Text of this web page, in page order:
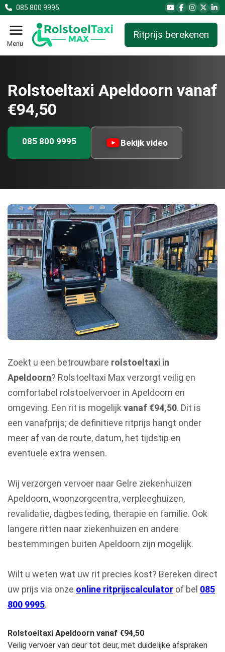
085 800 9995
Menu
Ritprijs berekenen
Rolstoeltaxi Apeldoorn vanaf
€94,50
085 800 9995 Bekijk video
Zoekt u een betrouwbare rolstoeltaxi in
Apeldoorn? Rolstoeltaxi Max verzorgt veilig en
comfortabel rolstoelvervoer in Apeldoorn en
omgeving. Een rit is mogelijkvanaf €94,50. Dit is
een vanafprijs; de definitieve ritprijs hangt onder
meer af van de route, datum, het tijdstip en
eventuele extra wensen.
Wij verzorgen vervoer naar Gelre ziekenhuizen
Apeldoorn, woonzorgcentra, verpleeghuizen,
revalidatie, dagbesteding, therapie en familie. Ook
langere ritten naar ziekenhuizen en andere
bestemmingen buiten Apeldoorn zijn mogelijk.
Wilt u weten wat uw rit precies kost? Bereken direct
uw prijs via onze online ritprijscalculator of bel 085
800 9995.
Rolstoeltaxi Apeldoorn vanaf €94,50
Veilig vervoer van deur tot deur, met duidelijke afspraken